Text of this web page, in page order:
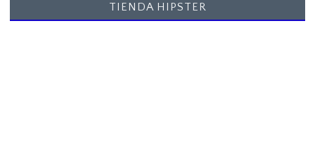
TIENDA HIPSTER